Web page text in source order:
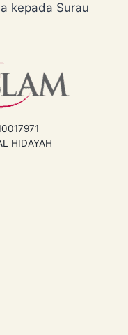
kepada Surau
HIDAYAH